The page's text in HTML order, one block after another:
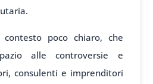
poco chiaro, che
alle controversie e
consulenti e imprenditori